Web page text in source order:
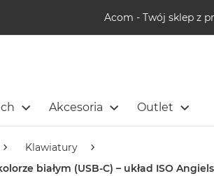
Acom - Twój sklep z
Akcesoria Outlet
Klawiatury
białym (USB-C) – układ ISO